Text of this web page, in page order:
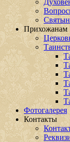
Прихожанам
Фотогалерея
Контакты